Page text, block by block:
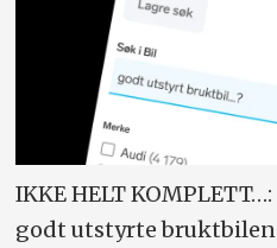
IKKE HELT
godt utstyrte